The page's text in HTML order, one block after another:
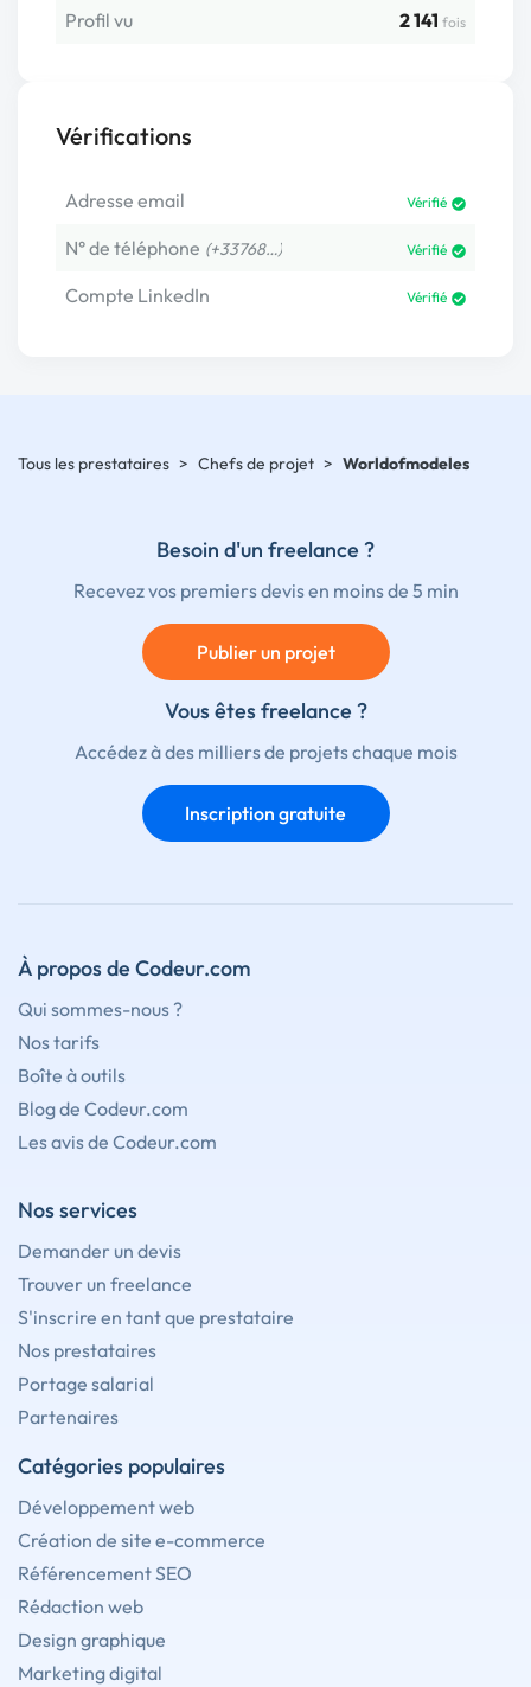
Profil vu
2 141 fois
Vérifications
Adresse email Vérifié
N° de téléphone (+33768…) Vérifié
Compte LinkedIn Vérifié
Tous les prestataires > Chefs de projet > Worldofmodeles
Besoin d'un freelance ?
Recevez vos premiers devis en moins de 5 min
Publier un projet
Vous êtes freelance ?
Accédez à des milliers de projets chaque mois
Inscription gratuite
À propos de Codeur.com
Qui sommes-nous ?
Nos tarifs
Boîte à outils
Blog de Codeur.com
Les avis de Codeur.com
Nos services
Demander un devis
Trouver un freelance
S'inscrire en tant que prestataire
Nos prestataires
Portage salarial
Partenaires
Catégories populaires
Développement web
Création de site e-commerce
Référencement SEO
Rédaction web
Design graphique
Marketing digital